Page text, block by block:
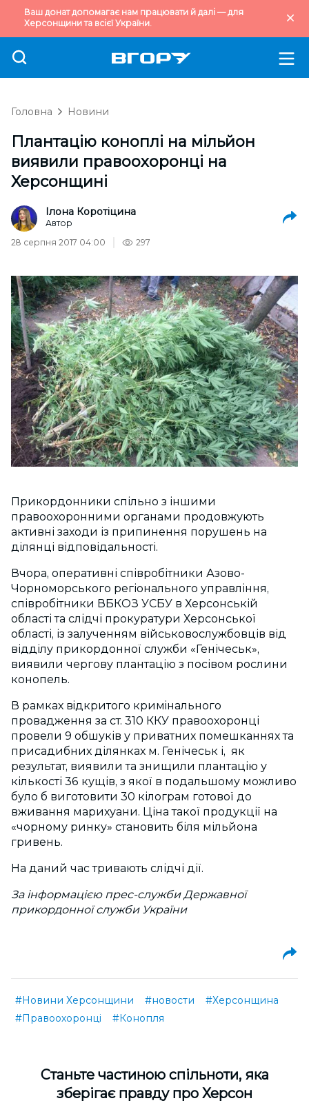
Ваш донат допомагає нам працювати й далі — для
Херсонщини та всієї України.
Головна Новини
Плантацію коноплі на мільйон
виявили правоохоронці на
Херсонщині
Ілона Коротіцина
Автор
28 серпня 2017 04:00
297
Прикордонники спільно з іншими
правоохоронними органами продовжують
активні заходи із припинення порушень на
ділянці відповідальності.
Вчора, оперативні співробітники Азово-
Чорноморського регіонального управління,
співробітники ВБКОЗ УСБУ в Херсонській
області та слідчі прокуратури Херсонської
області, із залученням військовослужбовців від
відділу прикордонної служби «Генічеськ»,
виявили чергову плантацію з посівом рослини
конопель.
В рамках вiдкритого кримiнального
провадження за ст. 310 ККУ правоохоронці
провели 9 обшуків у приватних помешканнях та
присадибних ділянках м. Генічеськ і, як
результат, виявили та знищили плантацію у
кількості 36 кущів, з якої в подальшому можливо
було б виготовити 30 кілограм готової до
вживання марихуани. Ціна такої продукції на
«чорному ринку» становить біля мільйона
гривень.
На даний час тривають слідчі дії.
За інформацією прес-служби Державної
прикордонної служби України
#Новини Херсонщини #новости
#Херсонщина
#Правоохоронці
#Конопля
Cтаньте частиною спільноти, яка
зберігає правду про Херсон